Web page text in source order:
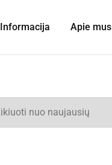
Informacija Apie mus